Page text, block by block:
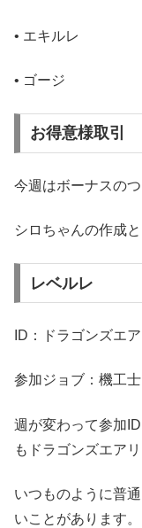
• エキルレ
• ゴージ
お得意様取引
今週はボーナスの
シロちゃんの作成
レベルレ
ID：ドラゴンズエ
参加ジョブ：機工士
週が変わって参加
もドラゴンズエアリ
いつものように普
いことがあります。